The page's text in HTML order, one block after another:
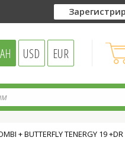
USD EUR
+ BUTTERFLY TENERGY 19